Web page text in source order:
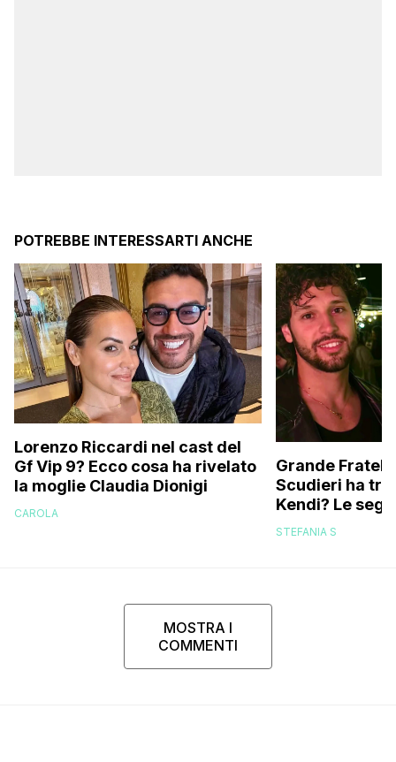
POTREBBE INTERESSARTI ANCHE
Lorenzo Riccardi nel cast del
Gf Vip 9? Ecco cosa ha rivelato
la moglie Claudia Dionigi
CAROLA
Grande
Scudieri ha
Kendi? Le
replica dell’ex
STEFANIA S
MOSTRA I
COMMENTI